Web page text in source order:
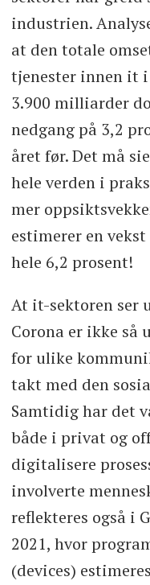
industrien.
at den totale
tjenester innen it
3.900 milliarder
nedgang på 3,2
året før. Det må
hele verden i
mer
estimerer en
hele 6,2 prosent!
At it-sektoren ser
Corona er ikke så
for ulike
takt med den
Samtidig har det
både i privat og
digitalisere
involverte
reflekteres også i
2021, hvor
(devices)